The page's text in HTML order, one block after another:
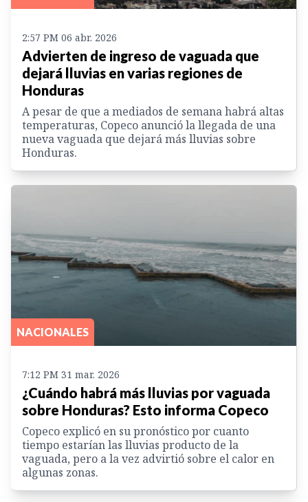
2:57 PM 06 abr. 2026
Advierten de ingreso de vaguada que
dejará lluvias en varias regiones de
Honduras
A pesar de que a mediados de semana habrá altas
temperaturas, Copeco anunció la llegada de una
nueva vaguada que dejará más lluvias sobre
Honduras.
NACIONALES
7:12 PM 31 mar. 2026
¿Cuándo habrá más lluvias por vaguada
sobre Honduras? Esto informa Copeco
Copeco explicó en su pronóstico por cuanto
tiempo estarían las lluvias producto de la
vaguada, pero a la vez advirtió sobre el calor en
algunas zonas.